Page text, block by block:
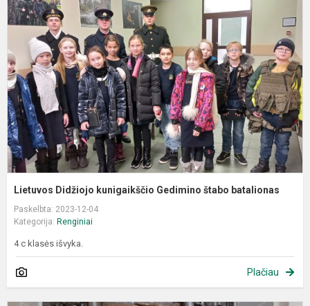
Lietuvos Didžiojo kunigaikščio Gedimino štabo batalionas
Paskelbta: 2023-12-04
Kategorija: Renginiai
4 c klasės išvyka.
Plačiau